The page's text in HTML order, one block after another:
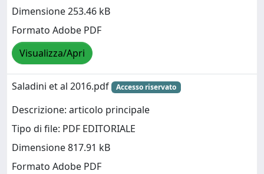
Dimensione 253.46 kB
Formato Adobe PDF
Visualizza/Apri
Saladini et al 2016.pdf Accesso riservato
Descrizione: articolo principale
Tipo di file: PDF EDITORIALE
Dimensione 817.91 kB
Formato Adobe PDF